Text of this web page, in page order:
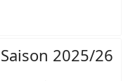
2025/26